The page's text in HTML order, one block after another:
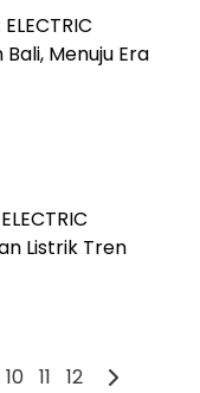
Bali, Menuju Era
Listrik Tren
10 11 12